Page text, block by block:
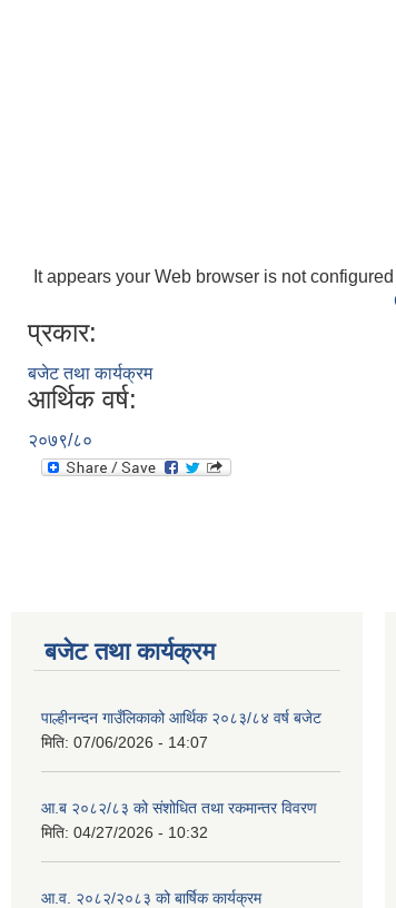
It appears your Web browser is not
प्रकार:
बजेट तथा कार्यक्रम
आर्थिक वर्ष:
२०७९/८०
बजेट तथा कार्यक्रम
पाल्हीनन्दन गाउँलिकाको आर्थिक २०८३/८४ वर्ष बजेट
मिति: 07/06/2026 - 14:07
आ.ब २०८२/८३ को संशोधित तथा रकमान्तर विवरण
मिति: 04/27/2026 - 10:32
आ.व. २०८२/२०८३ को बार्षिक कार्यक्रम